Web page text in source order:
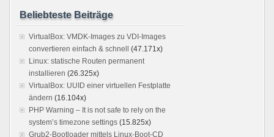
Beliebteste Beiträge
VirtualBox: VMDK-Images zu VDI-Images
convertieren einfach & schnell (47.171x)
Linux: statische Routen permanent
installieren (26.325x)
VirtualBox: UUID einer virtuellen Festplatte
ändern (16.104x)
PHP Warning – It is not safe to rely on the
system’s timezone settings (15.825x)
Grub2-Bootloader mittels Linux-Boot-CD